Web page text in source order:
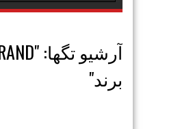
آرشیو تگها: "
برند"